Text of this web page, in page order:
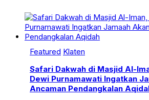
Featured Klaten
Safari Dakwah di Masjid Al-
Dewi Purnamawati Ingatkan
Ancaman Pendangkalan